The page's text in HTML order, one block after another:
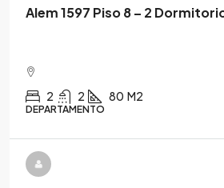
Alem 1597 Piso 8 – 2
2 2 80 M2
DEPARTAMENTO